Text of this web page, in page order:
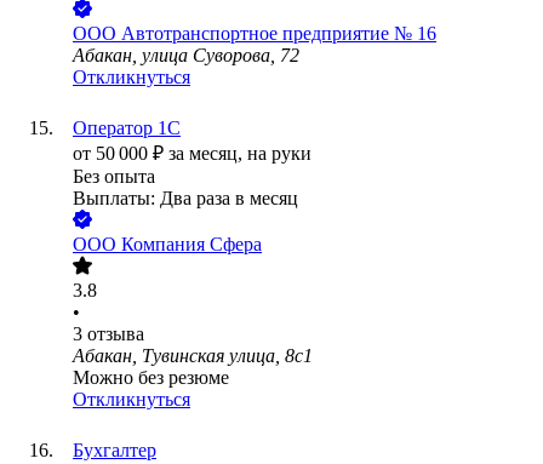
ООО Автотранспортное предприятие № 16
Абакан, улица Суворова, 72
Откликнуться
Оператор 1C
от 50 000 ₽ за месяц, на руки
Без опыта
Выплаты: Два раза в месяц
ООО Компания Сфера
3.8
•
3 отзыва
Абакан, Тувинская улица, 8с1
Можно без резюме
Откликнуться
Бухгалтер